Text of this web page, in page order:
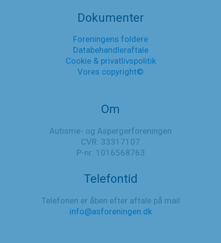
Dokumenter
Foreningens foldere
Databehandleraftale
Cookie & privatlivspolitik
Vores copyright©
Om
Autisme- og Aspergerforeningen
CVR: 33317107
P-nr: 1016568763
Telefontid
Telefonen er åben efter aftale på mail
info@asforeningen.dk